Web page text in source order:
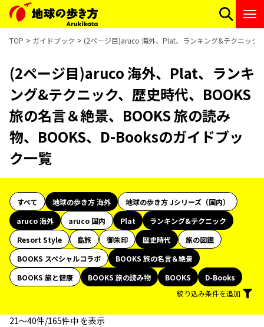
TOP ガイドブック (2ページ目)aruco 海外、Plat、ランキング&テクニック
(2ページ目)aruco 海外、Plat、ランキ
ング&テクニック、歴史時代、BOOKS
旅の名言＆絶景、BOOKS 旅の読み
物、BOOKS、D-Booksのガイドブッ
ク一覧
すべて 地球の歩き方 海外
地球の歩き方 Jシリーズ（国内）
aruco 海外
aruco 国内 Plat
ランキング&テクニック
Resort Style
島旅 御朱印 歴史時代
旅の図鑑
BOOKS スペシャルコラボ
BOOKS 旅の名言＆絶景
BOOKS 旅と健康
BOOKS 旅の読み物 BOOKS
D-Books
絞り込み条件を追加
21〜40件/165件中 を表示